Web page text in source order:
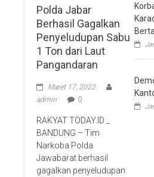
Polda Jabar
Berhasil Gagalkan
Penyeludupan Sabu
1 Ton dari Laut
Pangandaran
Maret 17, 2022
admin
0
RAKYAT TODAY.ID _
BANDUNG – Tim
Narkoba Polda
Jawabarat berhasil
gagalkan penyeludupan